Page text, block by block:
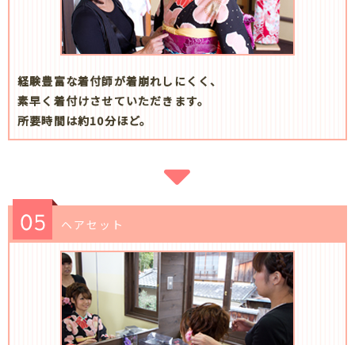
経験豊富な着付師が着崩れしにくく、
素早く着付けさせていただきます。
所要時間は約10分ほど。
ヘアセット